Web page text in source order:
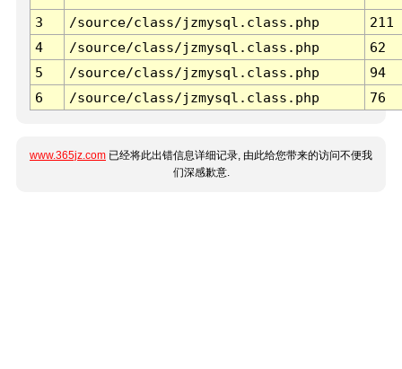
3 /source/class/jzmysql.class.php
211
4
/source/class/jzmysql.class.php
62
5
/source/class/jzmysql.class.php
94
6
/source/class/jzmysql.class.php 76
www.365jz.com 已经将此出错信息详细记录, 由此给您带来的访问不便我
们深感歉意.